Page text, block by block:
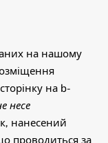
на нашому
на b-
несе
нанесений
проводиться за